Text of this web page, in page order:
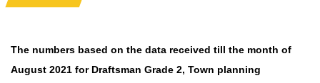
The numbers based on the data received till the month of
August 2021 for Draftsman Grade 2, Town planning